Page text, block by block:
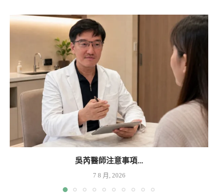
吳芮醫師注意事項...
7 8 月, 2026